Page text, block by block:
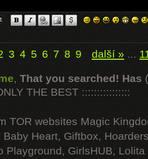
3 4 5 6 7 8 9 další » ...
, That you searched! Has
THE BEST ::::::::::::::::
TOR websites Magic
Baby Heart, Giftbox,
Playground, GirlsHUB, Lolita